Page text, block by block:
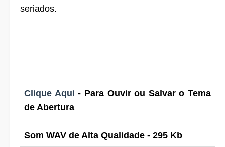
seriados.
Clique Aqui - Para Ouvir ou Salvar o Tema
de Abertura
Som WAV de Alta Qualidade - 295 Kb